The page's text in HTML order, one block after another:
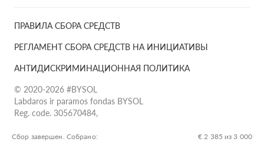
Сбор завершен. Собрано: € 2 385 из 3 000
ПРАВИЛА СБОРА СРЕДСТВ
РЕГЛАМЕНТ СБОРА СРЕДСТВ НА ИНИЦИАТИВЫ
АНТИДИСКРИМИНАЦИОННАЯ ПОЛИТИКА
© 2020-2026 #BYSOL
Labdaros ir paramos fondas BYSOL
Reg. code. 305670484,
g.17-1, LT-13253